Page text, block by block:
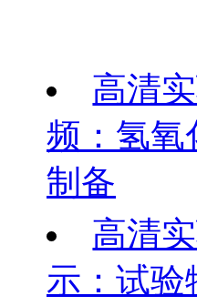
高清
频：氢氧
制备
高清
示：试验